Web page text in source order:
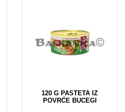
120 G PASTETA IZ
POVRĆE BUCEGI